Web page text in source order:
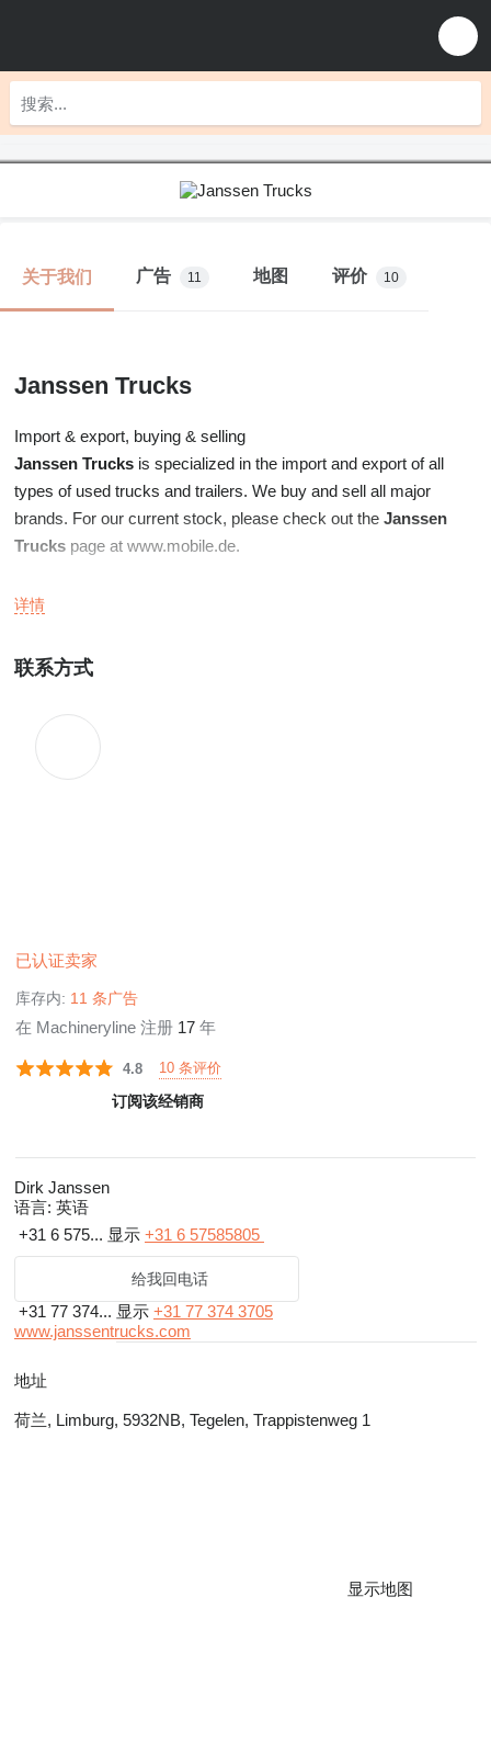
关于我们 广告 11 地图 评价 10
Janssen Trucks
Import & export, buying & selling
Janssen Trucks is specialized in the import and export of all
types of used trucks and trailers. We buy and sell all major
brands. For our current stock, please check out the Janssen
Trucks page at www.mobile.de.
Full service
like transport, shipment, insurances and customs documents.
详情
联系方式
已认证卖家
库存内: 11 条广告
在 Machineryline 注册 17 年
4.8 10 条评价
订阅该经销商
Dirk Janssen
语言: 英语
+31 6 575... 显示 +31 6 57585805
给我回电话
+31 77 374... 显示 +31 77 374 3705
www.janssentrucks.com
地址
荷兰, Limburg, 5932NB, Tegelen, Trappistenweg 1
显示地图